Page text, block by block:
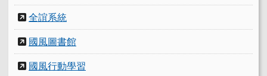
全誼系統
國風圖書館
國風行動學習